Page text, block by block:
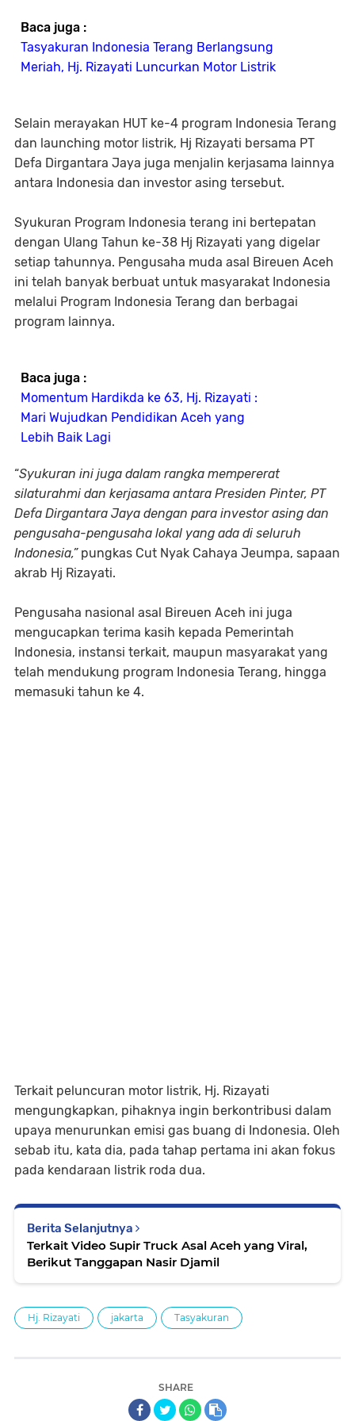
Baca juga :
Tasyakuran Indonesia Terang Berlangsung
Meriah, Hj. Rizayati Luncurkan Motor Listrik
Selain merayakan HUT ke-4 program Indonesia Terang
dan launching motor listrik, Hj Rizayati bersama PT
Defa Dirgantara Jaya juga menjalin kerjasama lainnya
antara Indonesia dan investor asing tersebut.
Syukuran Program Indonesia terang ini bertepatan
dengan Ulang Tahun ke-38 Hj Rizayati yang digelar
setiap tahunnya. Pengusaha muda asal Bireuen Aceh
ini telah banyak berbuat untuk masyarakat Indonesia
melalui Program Indonesia Terang dan berbagai
program lainnya.
Baca juga :
Momentum Hardikda ke 63, Hj. Rizayati :
Mari Wujudkan Pendidikan Aceh yang
Lebih Baik Lagi
“Syukuran ini juga dalam rangka mempererat
silaturahmi dan kerjasama antara Presiden Pinter, PT
Defa Dirgantara Jaya dengan para investor asing dan
pengusaha-pengusaha lokal yang ada di seluruh
Indonesia,”pungkas Cut Nyak Cahaya Jeumpa, sapaan
akrab Hj Rizayati.
Pengusaha nasional asal Bireuen Aceh ini juga
mengucapkan terima kasih kepada Pemerintah
Indonesia, instansi terkait, maupun masyarakat yang
telah mendukung program Indonesia Terang, hingga
memasuki tahun ke 4.
Terkait peluncuran motor listrik, Hj. Rizayati
mengungkapkan, pihaknya ingin berkontribusi dalam
upaya menurunkan emisi gas buang di Indonesia. Oleh
sebab itu, kata dia, pada tahap pertama ini akan fokus
pada kendaraan listrik roda dua.
Berita Selanjutnya
Terkait Video Supir Truck Asal Aceh yang Viral,
Berikut Tanggapan Nasir Djamil
Hj. Rizayati jakarta Tasyakuran
SHARE